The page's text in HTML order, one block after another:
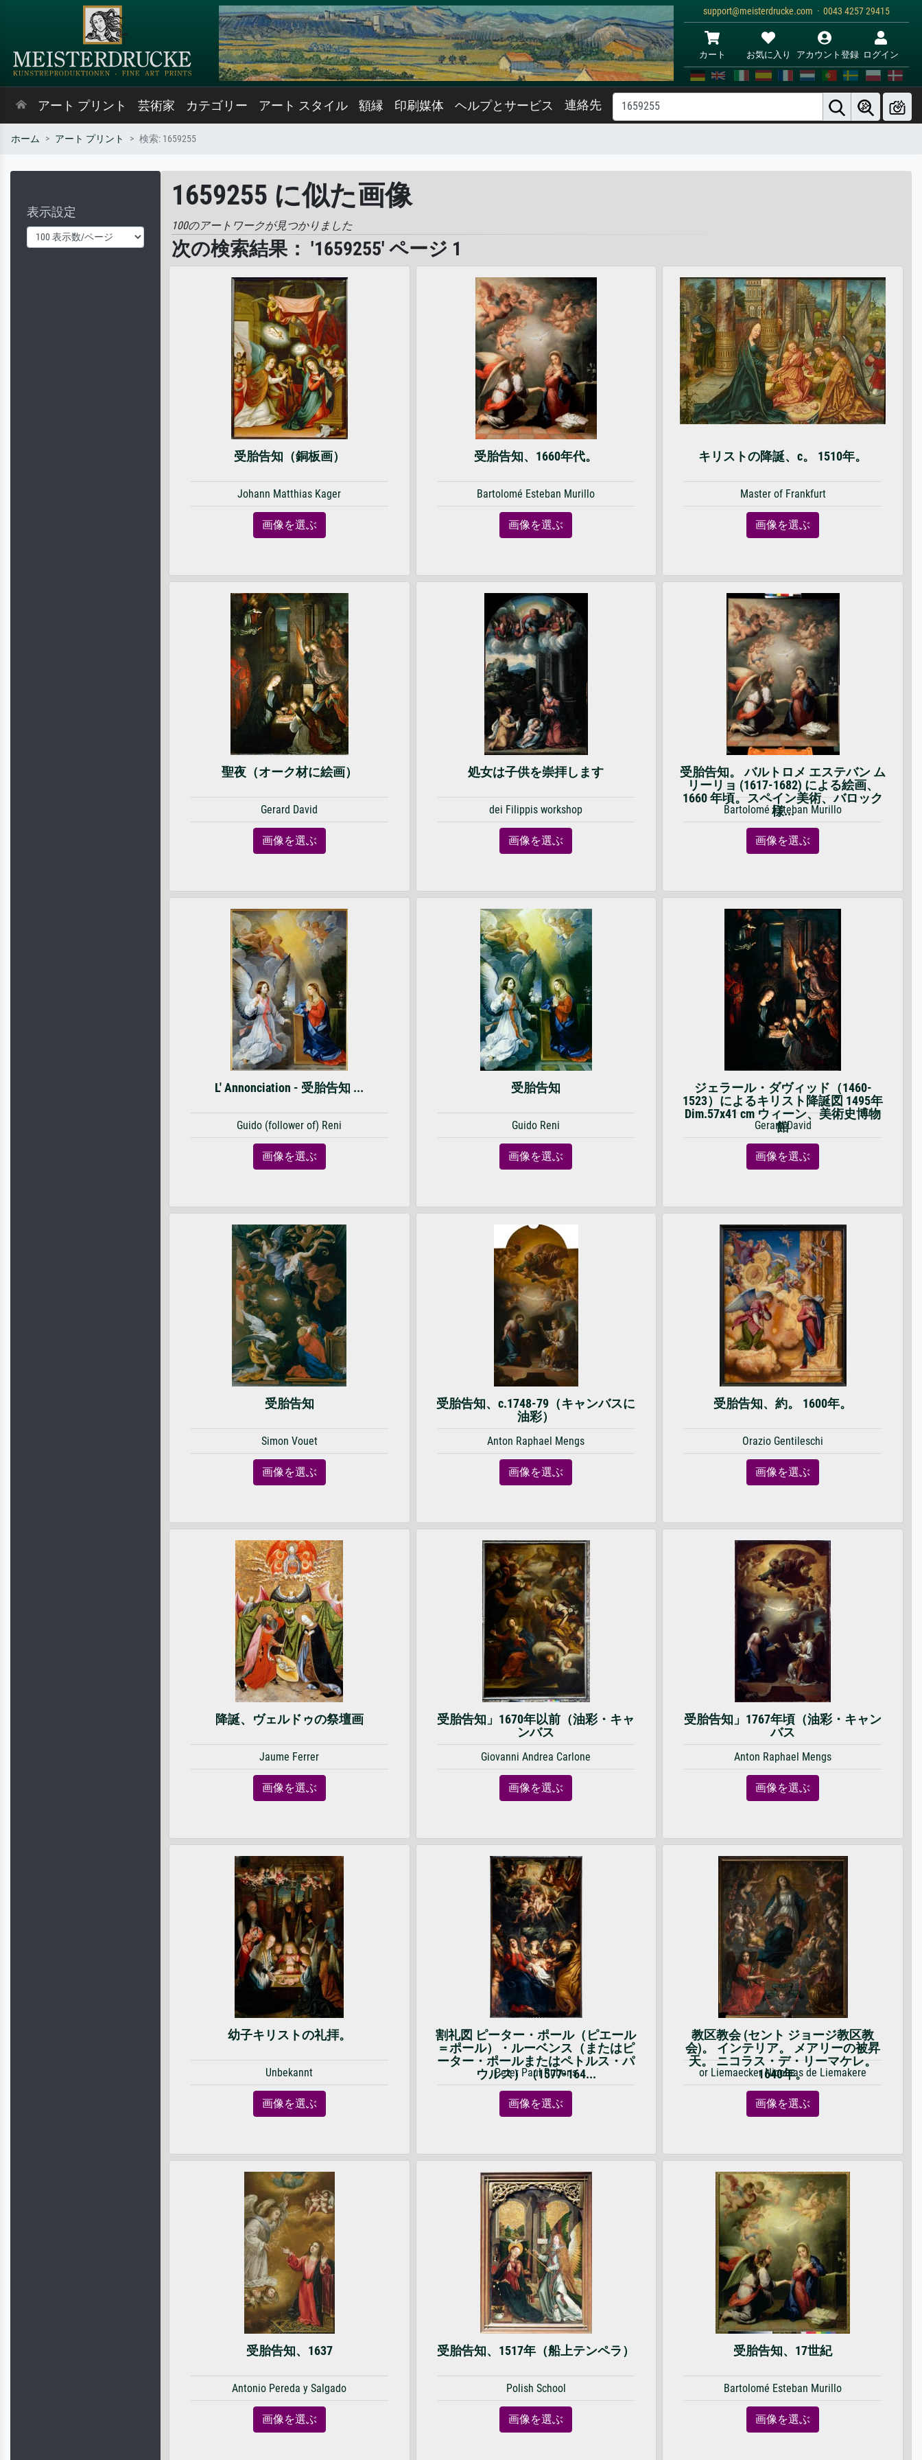
support@meisterdrucke.com · 0043 4257 29415
カート お気に入り アカウント登録 ログイン
アート プリント 芸術家 カテゴリー アート スタイル 額縁 印刷媒体 ヘルプとサービス 連絡先
ホーム アート プリント 検索: 1659255
表示設定
1659255 に似た画像
100のアートワークが見つかりました
次の検索結果： '1659255' ページ 1
受胎告知（銅板画）
Johann Matthias Kager
画像を選ぶ
受胎告知、1660年代。
Bartolomé Esteban Murillo
画像を選ぶ
キリストの降誕、c。 1510年。
Master of Frankfurt
画像を選ぶ
聖夜（オーク材に絵画）
Gerard David
画像を選ぶ
処女は子供を崇拝します
dei Filippis workshop
画像を選ぶ
受胎告知。 バルトロメ エステバン ム
リーリョ (1617-1682) による絵画、
1660 年頃。スペイン美術、バロック
様...
Bartolomé Esteban Murillo
画像を選ぶ
L' Annonciation - 受胎告知 ...
Guido (follower of) Reni
画像を選ぶ
受胎告知
Guido Reni
画像を選ぶ
ジェラール・ダヴィッド（1460-
1523）によるキリスト降誕図 1495年
Dim.57x41 cm ウィーン、美術史博物
館
Gerard David
画像を選ぶ
受胎告知
Simon Vouet
画像を選ぶ
受胎告知、c.1748-79（キャンバスに
油彩）
Anton Raphael Mengs
画像を選ぶ
受胎告知、約。 1600年。
Orazio Gentileschi
画像を選ぶ
降誕、ヴェルドゥの祭壇画
Jaume Ferrer
画像を選ぶ
受胎告知」1670年以前（油彩・キャ
ンバス
Giovanni Andrea Carlone
画像を選ぶ
受胎告知」1767年頃（油彩・キャン
バス
Anton Raphael Mengs
画像を選ぶ
幼子キリストの礼拝。
Unbekannt
画像を選ぶ
割礼図 ピーター・ポール（ピエール
＝ポール）・ルーベンス（またはピ
ーター・ポールまたはペトルス・パ
ウルス）（1577-164...
Peter Paul Rubens
画像を選ぶ
教区教会 (セント ジョージ教区教
会)。 インテリア。 メアリーの被昇
天。 ニコラス・デ・リーマケレ。
1640年。
or Liemaecker Nicolaas de Liemakere
画像を選ぶ
受胎告知、1637
Antonio Pereda y Salgado
画像を選ぶ
受胎告知、1517年（船上テンペラ）
Polish School
画像を選ぶ
受胎告知、17世紀
Bartolomé Esteban Murillo
画像を選ぶ